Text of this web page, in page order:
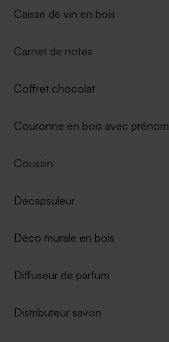
Caisse de vin en bois
Carnet de notes
Coffret chocolat
Couronne en bois avec prénom
Coussin
Décapsuleur
Déco murale en bois
Diffuseur de parfum
Distributeur savon